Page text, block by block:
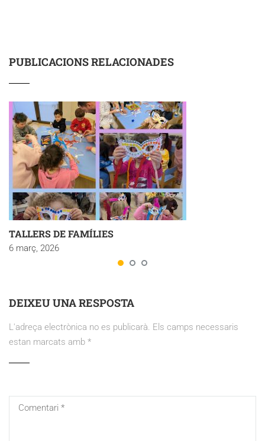
PUBLICACIONS RELACIONADES
TALLERS DE FAMÍLIES
6 març, 2026
DEIXEU UNA RESPOSTA
L'adreça electrònica no es publicarà. Els camps necessaris
estan marcats amb *